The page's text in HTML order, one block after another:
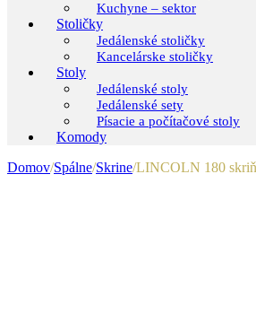
Kuchyne – sektor
Stoličky
Jedálenské stoličky
Kancelárske stoličky
Stoly
Jedálenské stoly
Jedálenské sety
Písacie a počítačové stoly
Komody
Domov/Spálne/Skrine/LINCOLN 180